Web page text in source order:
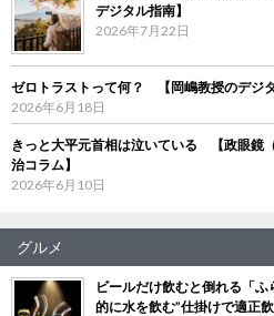
デジタル指南】
2026年7月22日
ゼロトラストって何？ 【岡嶋教授のデジタ
2026年6月18日
きっと大平元首相は泣いている 【政眼鏡
治コラム】
2026年6月10日
グルメ
ビールだけ飲むと倒れる「
的に水を飲む”仕掛けで適正